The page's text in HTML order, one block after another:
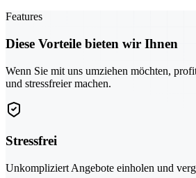
Features
Diese Vorteile bieten wir Ihnen
Wenn Sie mit uns umziehen möchten,
und stressfreier machen.
Stressfrei
Unkompliziert Angebote einholen und